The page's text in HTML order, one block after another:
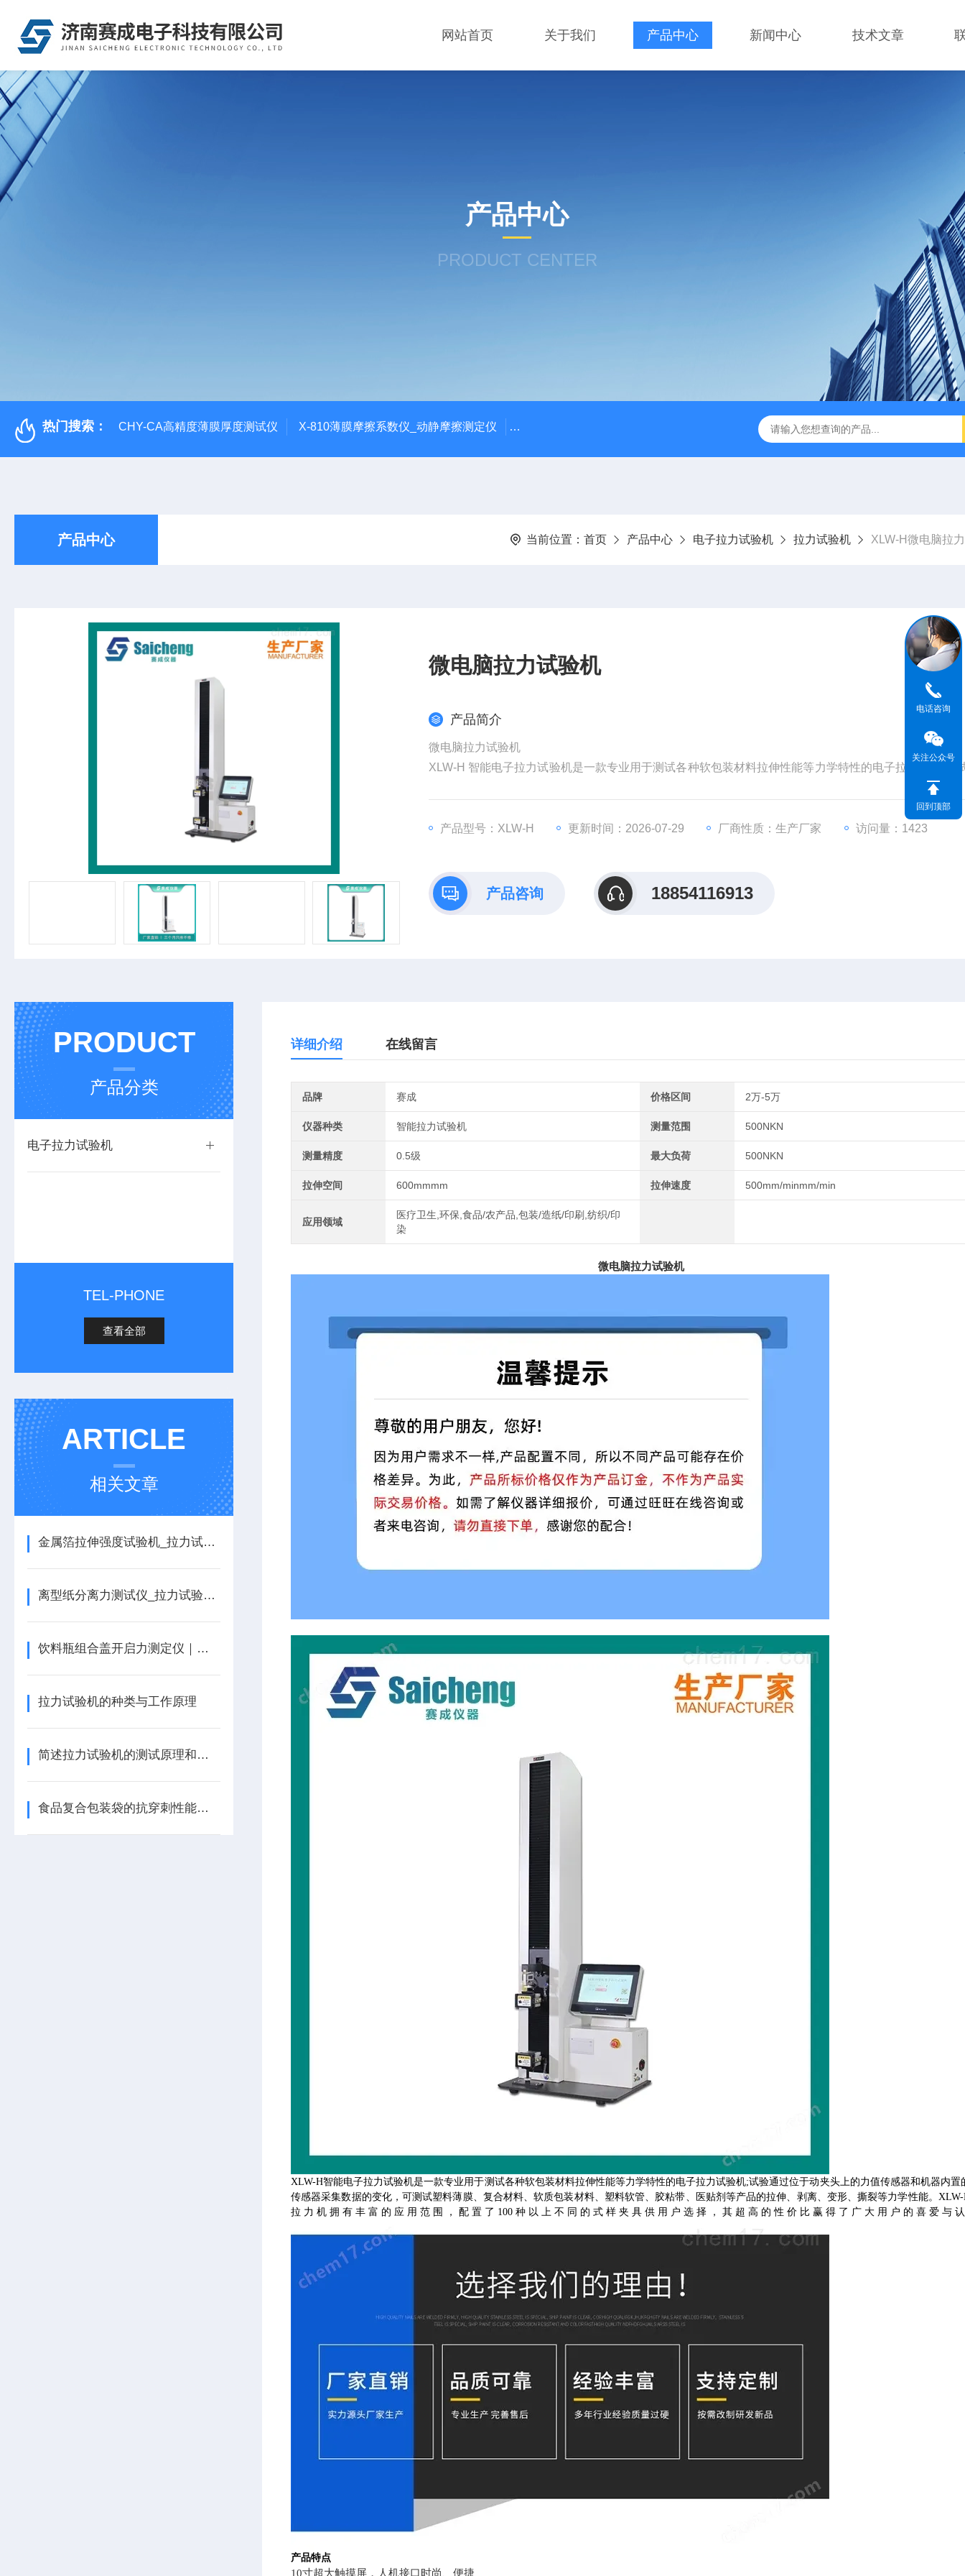
网站首页 关于我们 产品中心 新闻中心 技术文章
产品中心
PRODUCT CENTER
热门搜索： CHY-CA高精度薄膜厚度测试仪 X-810薄膜摩擦系数仪_动静摩擦测定仪 SCK-H玻璃瓶耐热冲击检测仪 赛成仪器 密封测漏仪 密封检测设备
产品中心 当前位置： 首页 产品中心 电子拉力试验机 拉力试验机 XLW-H微电脑拉
微电脑拉力试验机
产品简介
微电脑拉力试验机
XLW-H 智能电子拉力试验机是一款专业用于测试各种软包装材料拉伸性能等力学特性的电子拉力试验机;
过位于动夹头上的力值传感器和机器内置的位移传感器采集数据的变化，可测试塑料薄膜、复合材料、
产品型号：XLW-H
更新时间：2026-07-29 厂商性质：生产厂家 访问量：1423
产品咨询 18854116913
PRODUCT
产品分类
电子拉力试验机
TEL-PHONE
查看全部
ARTICLE
相关文章
金属箔拉伸强度试验机_拉力试验机的详细介绍
离型纸分离力测试仪_拉力试验机的详细介绍
饮料瓶组合盖开启力测定仪｜拉力试验机
拉力试验机的种类与工作原理
简述拉力试验机的测试原理和测试方法
食品复合包装袋的抗穿刺性能检测方法与仪器
详细介绍 在线留言
品牌 赛成 价格区间 2万-5万
仪器种类 智能拉力试验机 测量范围 500NKN
测量精度 0.5级 最大负荷 500NKN
拉伸空间 600mmmm 拉伸速度 500mm/minmm/min
应用领域
医疗卫生,环保,食品/农产品,包装/造纸/印刷,纺织/印
染
微电脑拉力试验机
XLW-H智能电子拉力试验机是一款专业用于测试各种软包装材料拉伸性能等力学特性的电子拉力试验机;试验通过位于动夹头上的力值传感器和机器内置
传感器采集数据的变化，可测试塑料薄膜、复合材料、软质包装材料、塑料软管、胶粘带、医贴剂等产品的拉伸、剥离、变形、撕裂等力学性能。
拉力机拥有丰富的应用范围，配置了100种以上不同的式样夹具供用户选择，其超高的性价比赢得了广大用户的喜爱与
产品特点
10寸超大触摸屏，人机接口时尚、便捷
电话咨询
关注公众号
回到顶部